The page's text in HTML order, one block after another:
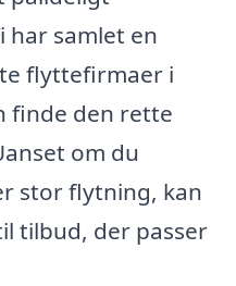
har samlet en
flyttefirmaer i
finde den rette
om du
stor flytning, kan
tilbud, der passer